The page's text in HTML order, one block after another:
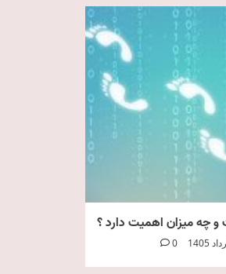
چه میزان اهمیت دارد ؟
0